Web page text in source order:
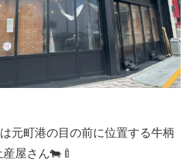
元町港の目の前に位置する牛柄
屋さん🐄🍼